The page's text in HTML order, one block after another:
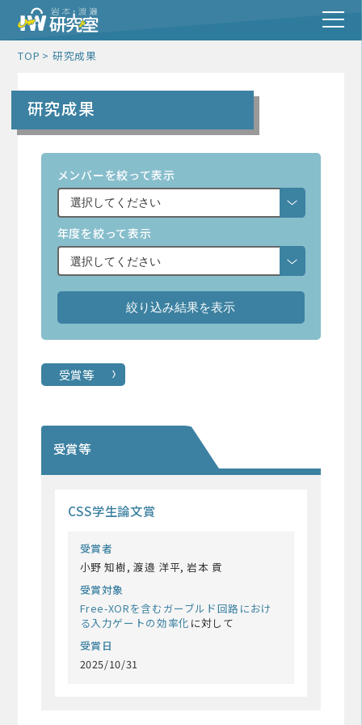
TOP 研究成果
研究成果
メンバーを絞って表示
年度を絞って表示
受賞等
受賞等
CSS学生論文賞
受賞者
小野 知樹, 渡邉 洋平, 岩本 貢
受賞対象
Free-XORを含むガーブルド回路におけ
る入力ゲートの効率化 に対して
受賞日
2025/10/31